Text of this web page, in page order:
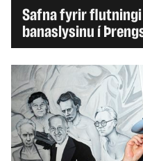
Safna fyrir flutningi
banaslysinu í